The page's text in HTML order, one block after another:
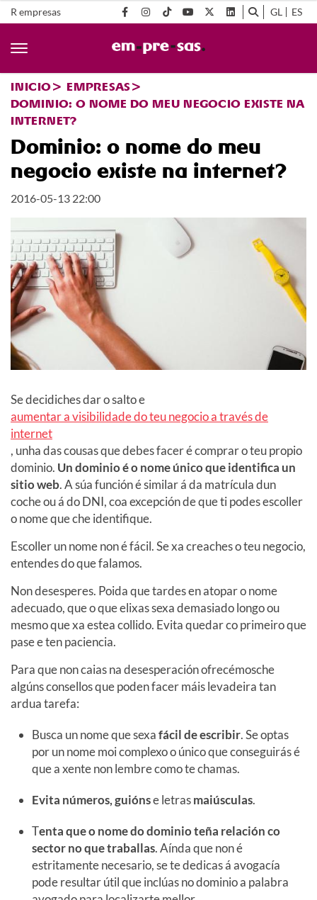
R empresas GL ES
INICIO
EMPRESAS
DOMINIO: O NOME DO MEU NEGOCIO EXISTE NA
INTERNET?
Dominio: o nome do meu
negocio existe na internet?
2016-05-13 22:00
Se decidiches dar o salto e
aumentar a visibilidade do teu negocio a través de
internet
, unha das cousas que debes facer é comprar o teu propio
dominio. Un dominio é o nome único que identifica un
sitio web. A súa función é similar á da matrícula dun
coche ou á do DNI, coa excepción de que ti podes escoller
o nome que che identifique.
Escoller un nome non é fácil. Se xa creaches o teu negocio,
entendes do que falamos.
Non desesperes. Poida que tardes en atopar o nome
adecuado, que o que elixas sexa demasiado longo ou
mesmo que xa estea collido. Evita quedar co primeiro que
pase e ten paciencia.
Para que non caias na desesperación ofrecémosche
algúns consellos que poden facer máis levadeira tan
ardua tarefa:
Busca un nome que sexafácil de escribir. Se optas
por un nome moi complexo o único que conseguirás é
que a xente non lembre como te chamas.
Evita números, guiónse letrasmaiúsculas.
Tenta que o nome do dominio teña relación co
sector no que traballas. Aínda que non é
estritamente necesario, se te dedicas á avogacía
pode resultar útil que inclúas no dominio a palabra